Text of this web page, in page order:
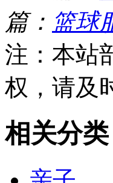
篇： 篮球
注：本站
权，请及
相关分类